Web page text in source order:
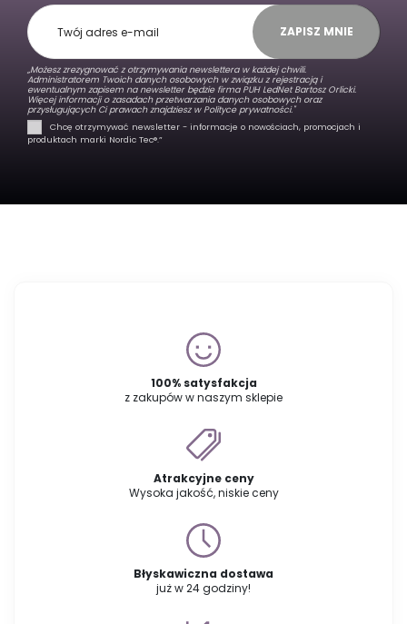
ZAPISZ MNIE
„Możesz zrezygnować z otrzymywania newslettera w każdej chwili.
Administratorem Twoich danych osobowych w związku z rejestracją i
ewentualnym zapisem na newsletter będzie firma PUH LedNet Bartosz Orlicki.
Więcej informacji o zasadach przetwarzania danych osobowych oraz
przysługujących Ci prawach znajdziesz wPolityce prywatności."
Chcę otrzymywać newsletter - informacje o nowościach, promocjach i
produktach marki Nordic Tec®️.”
100% satysfakcja
z zakupów w naszym sklepie
Atrakcyjne ceny
Wysoka jakość, niskie ceny
Błyskawiczna dostawa
już w 24 godziny!